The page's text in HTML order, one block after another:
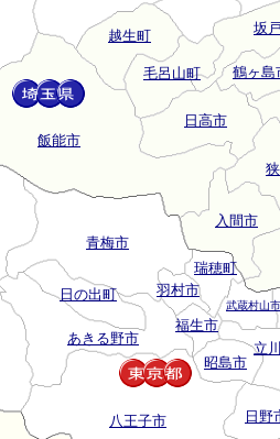
坂
鶴ヶ島
越生町
羽村市
昭島市
青梅市
日の出町
福生市
入間市
飯能市
日高市
立
日野
瑞穂町
武蔵村山市
あきる野市
八王子市
毛呂山町